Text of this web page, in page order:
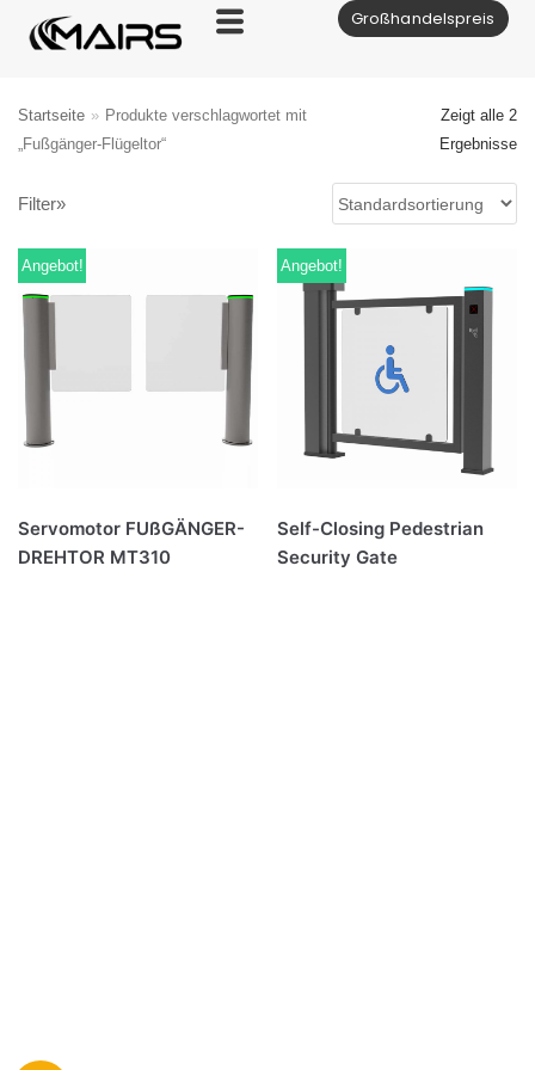
Zum
Inhalt
Großhandelspreis
Startseite » Produkte verschlagwortet mit
„Fußgänger-Flügeltor“
Zeigt alle 2
Ergebnisse
Filter»
Angebot!
Servomotor FUßGÄNGER-
DREHTOR MT310
Angebot!
Self-Closing Pedestrian
Security Gate